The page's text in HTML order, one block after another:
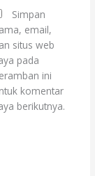
Simpan
email,
situs web
pada
ini
komentar
berikutnya.